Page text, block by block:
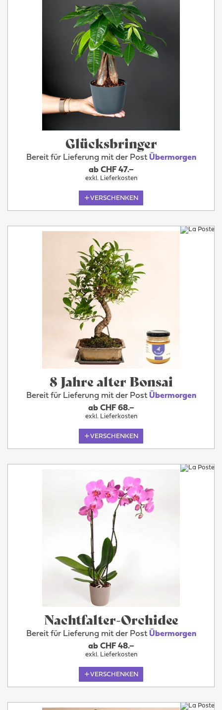
Glücksbringer
Bereit für Lieferung mit der Post Übermorgen
ab CHF 47.–
exkl. Lieferkosten
VERSCHENKEN
8 Jahre alter Bonsai
Bereit für Lieferung mit der Post Übermorgen
ab CHF 68.–
exkl. Lieferkosten
VERSCHENKEN
Nachtfalter-Orchidee
Bereit für Lieferung mit der Post Übermorgen
ab CHF 48.–
exkl. Lieferkosten
VERSCHENKEN